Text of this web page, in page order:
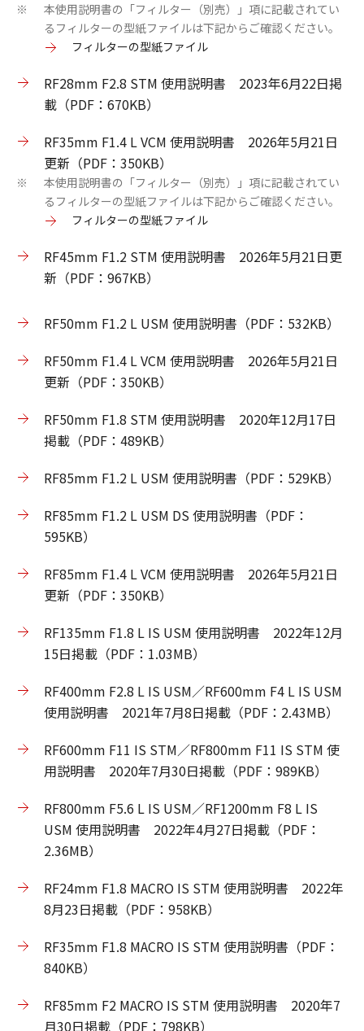
※
本使用説明書の「フィルター（別売）」項に記載されてい
るフィルターの型紙ファイルは下記からご確認ください。
フィルターの型紙ファイル
RF28mm F2.8 STM 使用説明書 2023年6月22日掲
載（PDF：670KB）
RF35mm F1.4 L VCM 使用説明書 2026年5月21日
更新（PDF：350KB）
※
本使用説明書の「フィルター（別売）」項に記載されてい
るフィルターの型紙ファイルは下記からご確認ください。
フィルターの型紙ファイル
RF45mm F1.2 STM 使用説明書 2026年5月21日更
新（PDF：967KB）
RF50mm F1.2 L USM 使用説明書（PDF：532KB）
RF50mm F1.4 L VCM 使用説明書 2026年5月21日
更新（PDF：350KB）
RF50mm F1.8 STM 使用説明書 2020年12月17日
掲載（PDF：489KB）
RF85mm F1.2 L USM 使用説明書（PDF：529KB）
RF85mm F1.2 L USM DS 使用説明書（PDF：
595KB）
RF85mm F1.4 L VCM 使用説明書 2026年5月21日
更新（PDF：350KB）
RF135mm F1.8 L IS USM 使用説明書 2022年12月
15日掲載（PDF：1.03MB）
RF400mm F2.8 L IS USM／RF600mm F4 L IS USM
使用説明書 2021年7月8日掲載（PDF：2.43MB）
RF600mm F11 IS STM／RF800mm F11 IS STM 使
用説明書 2020年7月30日掲載（PDF：989KB）
RF800mm F5.6 L IS USM／RF1200mm F8 L IS
USM 使用説明書 2022年4月27日掲載（PDF：
2.36MB）
RF24mm F1.8 MACRO IS STM 使用説明書 2022年
8月23日掲載（PDF：958KB）
RF35mm F1.8 MACRO IS STM 使用説明書（PDF：
840KB）
RF85mm F2 MACRO IS STM 使用説明書 2020年7
月30日掲載（PDF：798KB）